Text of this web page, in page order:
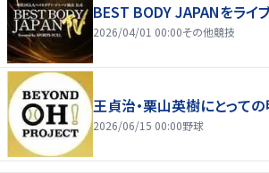
BEST BODY JAPANをライ
2026/04/01 00:00その他競技
王貞治・栗山英樹にとって
2026/06/15 00:00野球